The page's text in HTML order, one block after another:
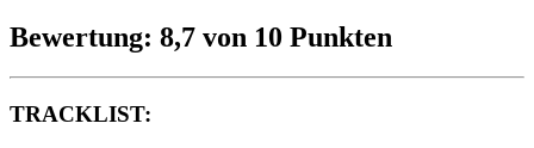
Bewertung: 8,7 von 10 Punkten
TRACKLIST: